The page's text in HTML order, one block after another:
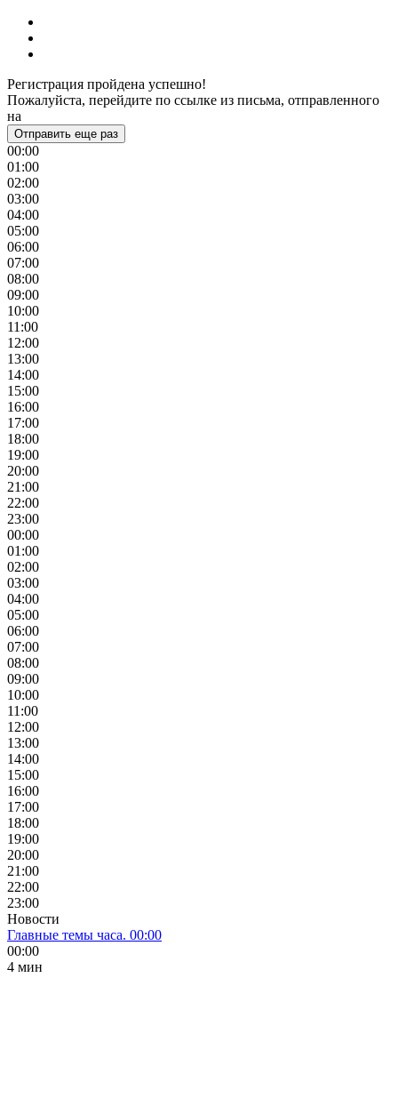
Регистрация пройдена успешно!
Пожалуйста, перейдите по ссылке из письма, отправленного
на
Отправить еще раз
00:00
01:00
02:00
03:00
04:00
05:00
06:00
07:00
08:00
09:00
10:00
11:00
12:00
13:00
14:00
15:00
16:00
17:00
18:00
19:00
20:00
21:00
22:00
23:00
00:00
01:00
02:00
03:00
04:00
05:00
06:00
07:00
08:00
09:00
10:00
11:00
12:00
13:00
14:00
15:00
16:00
17:00
18:00
19:00
20:00
21:00
22:00
23:00
Новости
Главные темы часа. 00:00
00:00
4 мин